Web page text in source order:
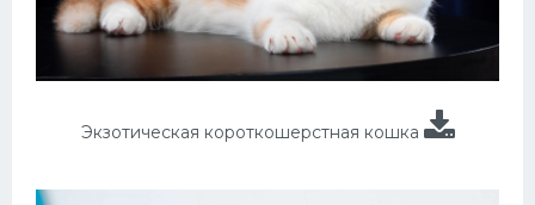
Экзотическая короткошерстная кошка